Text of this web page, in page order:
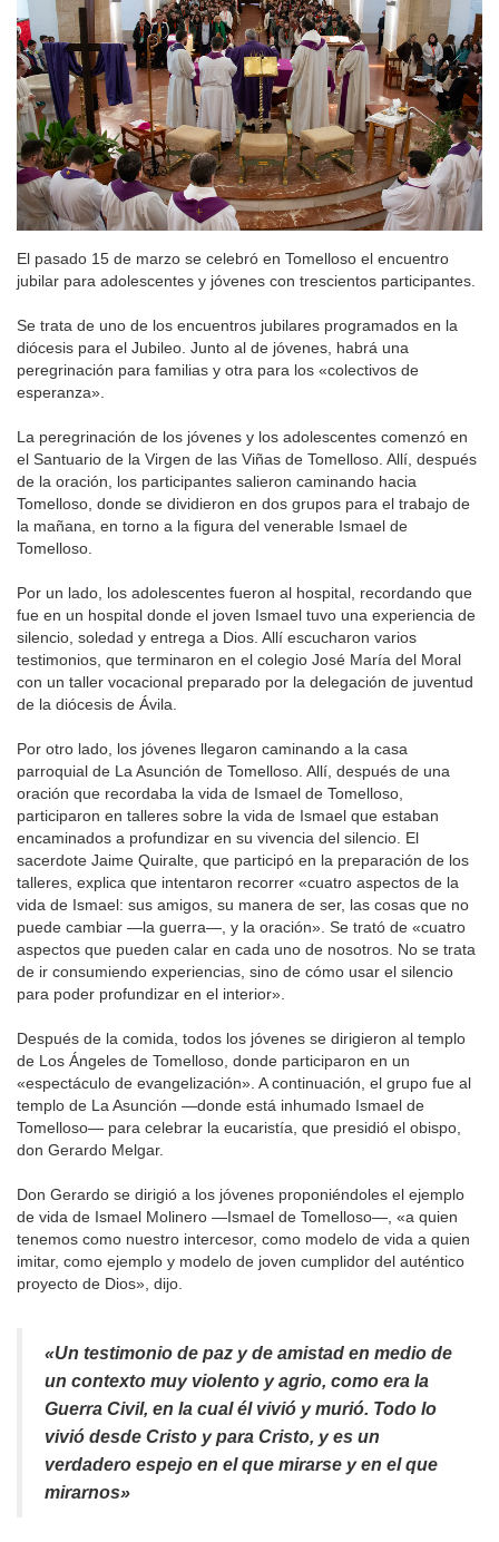
El pasado 15 de marzo se celebró en Tomelloso el encuentro
jubilar para adolescentes y jóvenes con trescientos participantes.
Se trata de uno de los encuentros jubilares programados en la
diócesis para el Jubileo. Junto al de jóvenes, habrá una
peregrinación para familias y otra para los «colectivos de
esperanza».
La peregrinación de los jóvenes y los adolescentes comenzó en
el Santuario de la Virgen de las Viñas de Tomelloso. Allí, después
de la oración, los participantes salieron caminando hacia
Tomelloso, donde se dividieron en dos grupos para el trabajo de
la mañana, en torno a la figura del venerable Ismael de
Tomelloso.
Por un lado, los adolescentes fueron al hospital, recordando que
fue en un hospital donde el joven Ismael tuvo una experiencia de
silencio, soledad y entrega a Dios. Allí escucharon varios
testimonios, que terminaron en el colegio José María del Moral
con un taller vocacional preparado por la delegación de juventud
de la diócesis de Ávila.
Por otro lado, los jóvenes llegaron caminando a la casa
parroquial de La Asunción de Tomelloso. Allí, después de una
oración que recordaba la vida de Ismael de Tomelloso,
participaron en talleres sobre la vida de Ismael que estaban
encaminados a profundizar en su vivencia del silencio. El
sacerdote Jaime Quiralte, que participó en la preparación de los
talleres, explica que intentaron recorrer «cuatro aspectos de la
vida de Ismael: sus amigos, su manera de ser, las cosas que no
puede cambiar —la guerra—, y la oración». Se trató de «cuatro
aspectos que pueden calar en cada uno de nosotros. No se trata
de ir consumiendo experiencias, sino de cómo usar el silencio
para poder profundizar en el interior».
Después de la comida, todos los jóvenes se dirigieron al templo
de Los Ángeles de Tomelloso, donde participaron en un
«espectáculo de evangelización». A continuación, el grupo fue al
templo de La Asunción —donde está inhumado Ismael de
Tomelloso— para celebrar la eucaristía, que presidió el obispo,
don Gerardo Melgar.
Don Gerardo se dirigió a los jóvenes proponiéndoles el ejemplo
de vida de Ismael Molinero —Ismael de Tomelloso—, «a quien
tenemos como nuestro intercesor, como modelo de vida a quien
imitar, como ejemplo y modelo de joven cumplidor del auténtico
proyecto de Dios», dijo.
«Un testimonio de paz y de amistad en medio de
un contexto muy violento y agrio, como era la
Guerra Civil, en la cual él vivió y murió. Todo lo
vivió desde Cristo y para Cristo, y es un
verdadero espejo en el que mirarse y en el que
mirarnos»